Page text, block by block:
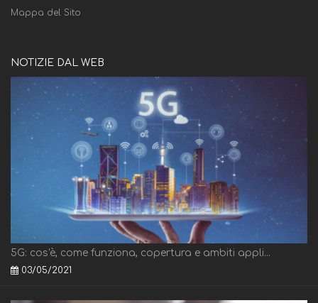
Mappa del Sito
NOTIZIE DAL WEB
5G: cos'è, come funziona, copertura e ambiti appli...
03/05/2021